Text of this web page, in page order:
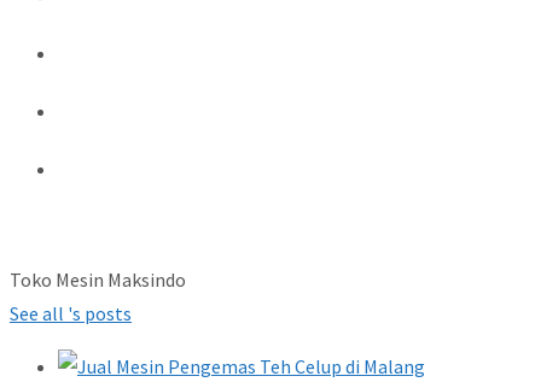
Toko Mesin Maksindo
See all 's posts